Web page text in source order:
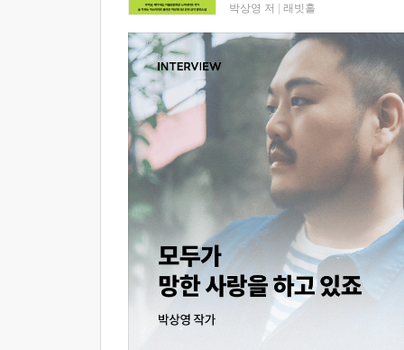
박상영 저 래빗홀